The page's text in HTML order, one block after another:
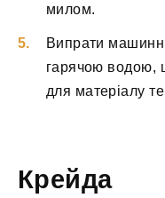
милом.
Випрати
гарячою водою,
для матеріалу
Крейда